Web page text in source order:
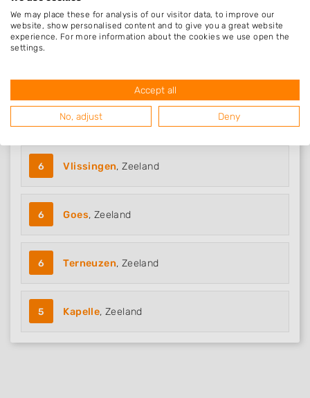
Middelburg
6 Vlissingen, Zeeland
6 Goes, Zeeland
6 Terneuzen, Zeeland
5 Kapelle, Zeeland
We may place these for analysis of our visitor data, to improve our
website, show personalised content and to give you a great website
experience. For more information about the cookies we use open the
settings.
Accept all
No, adjust Deny